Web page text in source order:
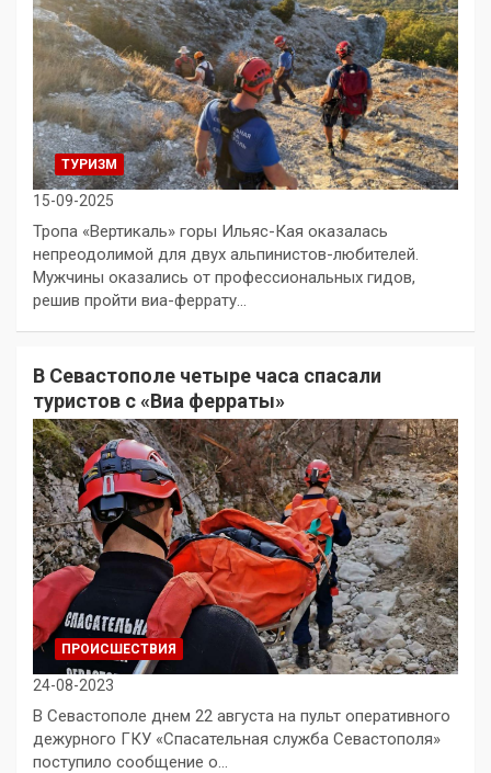
ТУРИЗМ
15-09-2025
Тропа «Вертикаль» горы Ильяс-Кая оказалась
непреодолимой для двух альпинистов-любителей.
Мужчины оказались от профессиональных гидов,
решив пройти виа-феррату…
В Севастополе четыре часа спасали
туристов с «Виа ферраты»
ПРОИСШЕСТВИЯ
24-08-2023
В Севастополе днем 22 августа на пульт оперативного
дежурного ГКУ «Спасательная служба Севастополя»
поступило сообщение о…